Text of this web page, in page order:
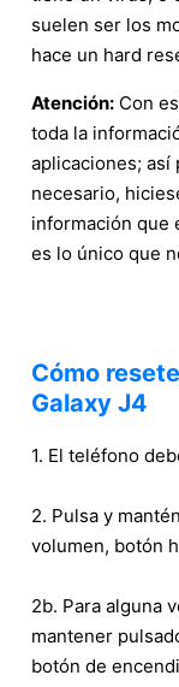
suelen ser los
hace un hard
Atención: Con
toda la
aplicaciones; así
necesario,
información que
es lo único que
Cómo
Galaxy J4
1. El teléfono
2. Pulsa y
volumen, botón
2b. Para alguna
mantener
botón de